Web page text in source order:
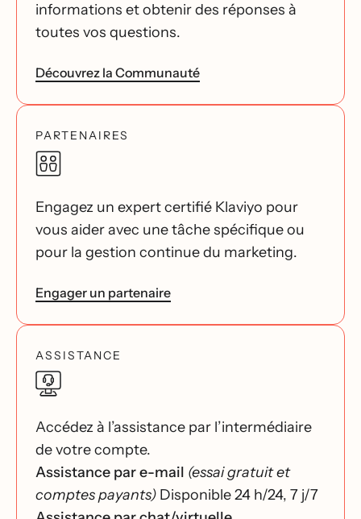
informations et obtenir des réponses à
toutes vos questions.
Découvrez la Communauté
PARTENAIRES
Engagez un expert certifié Klaviyo pour
vous aider avec une tâche spécifique ou
pour la gestion continue du marketing.
Engager un partenaire
ASSISTANCE
Accédez à l’assistance par l’intermédiaire
de votre compte.
Assistance par e-mail (essai gratuit et
comptes payants) Disponible 24 h/24, 7 j/7